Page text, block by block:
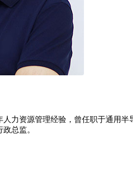
人力资源管理经验，曾任职于通用
总监。